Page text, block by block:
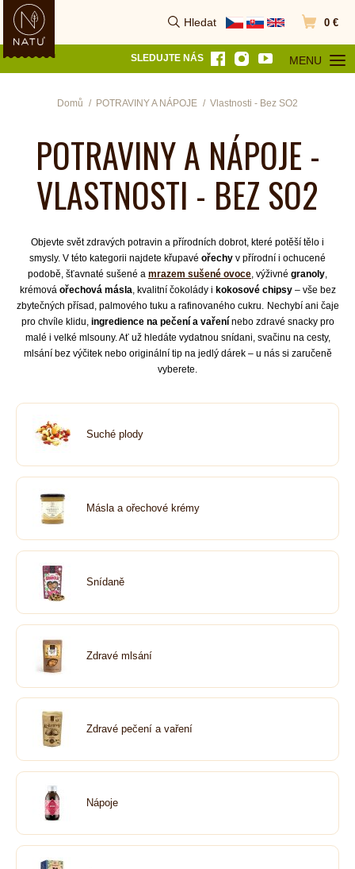
Hledat
Vyhledat Přejít do
0 €
SLEDUJTE NÁS MENU
OTEVŘÍT
Domů POTRAVINY A NÁPOJE Vlastnosti - Bez SO2
POTRAVINY A NÁPOJE -
VLASTNOSTI - BEZ SO2
Objevte svět zdravých potravin a přírodních dobrot, které potěší tělo i
smysly. V této kategorii najdete křupavé ořechy v přírodní i ochucené
podobě, šťavnaté sušené a mrazem sušené ovoce , výživné granoly
krémová ořechová másla , kvalitní čokolády i kokosové chipsy– vše bez
zbytečných přísad, palmového tuku a rafinovaného cukru.
Nechybí ani čaje
pro chvíle klidu, ingredience na pečení a vařenínebo zdravé snacky pro
malé i velké mlsouny. Ať už hledáte vydatnou snídani, svačinu na cesty,
mlsání bez výčitek nebo originální tip na jedlý dárek – u nás si zaručeně
vyberete.
Suché plody
Másla a ořechové krémy
Snídaně
Zdravé mlsání
Zdravé pečení a vaření
Nápoje